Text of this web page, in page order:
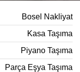
Bosel Nakliyat
Kasa Taşıma
Piyano Taşıma
Parça Eşya Taşıma